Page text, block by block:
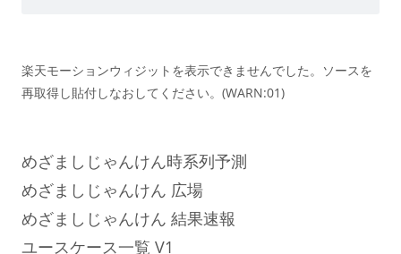
楽天モーションウィジットを表示できませんでした。ソースを
再取得し貼付しなおしてください。(WARN:01)
めざましじゃんけん時系列予測
めざましじゃんけん 広場
めざましじゃんけん 結果速報
ユースケース一覧 V1